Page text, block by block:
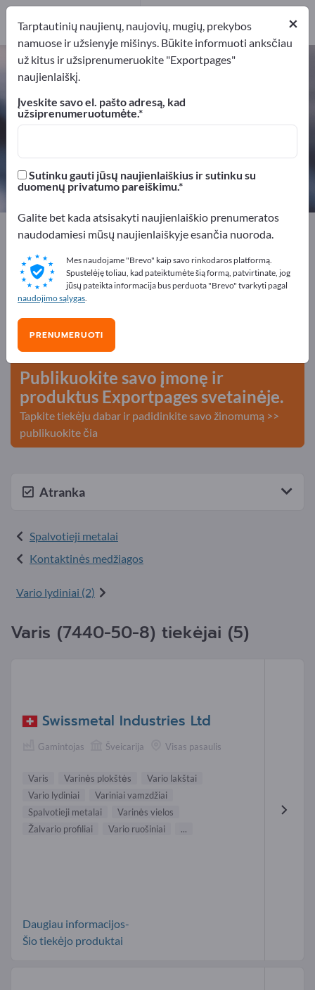
Varis (7440-50-8) – raskite
gamintojus ir tiekėjus
Eksportuotojai Gamintojai
1
Exportpages Žaliavos Metalai
Spalvotieji metalai
Reklamuokitės nemokamai
Exportpages!
Poreikiai – Pasiūlymai – Naudotos prekės – Verslo
Publikuokite savo įmonę ir
produktus Exportpages svetainėje.
Tapkite tiekėju dabar ir padidinkite savo žinomumą >>
publikuokite čia
Atranka
Spalvotieji metalai
Kontaktinės medžiagos
Vario lydiniai (2)
Varis (7440-50-8) tiekėjai (5)
Swissmetal Industries Ltd
Gamintojas Šveicarija Visas pasaulis
Varis Varinės plokštės
Vario lakštai
Vario lydiniai
Variniai vamzdžiai
Spalvotieji metalai
Varinės vielos
Žalvario profiliai
Vario ruošiniai ...
Daugiau informacijos-
Šio tiekėjo produktai
×
Tarptautinių naujienų, naujovių, mugių, prekybos
namuose ir užsienyje mišinys. Būkite informuoti anksčiau
už kitus ir užsiprenumeruokite "Exportpages"
naujienlaiškį.
Įveskite savo el. pašto adresą, kad
užsiprenumeruotumėte.
Sutinku gauti jūsų naujienlaiškius ir sutinku su
duomenų privatumo pareiškimu.
Galite bet kada atsisakyti naujienlaiškio prenumeratos
naudodamiesi mūsų naujienlaiškyje esančia nuoroda.
Mes naudojame "Brevo" kaip savo rinkodaros platformą.
Spustelėję toliau, kad pateiktumėte šią formą, patvirtinate, jog
jūsų pateikta informacija bus perduota "Brevo" tvarkyti pagal
naudojimo sąlygas.
PRENUMERUOTI